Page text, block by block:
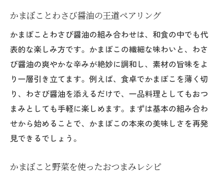
かまぼことわさび醤油の王道ペアリング
かまぼことわさび醤油の組み合わせは、和食の中でも代
表的な楽しみ方です。かまぼこの繊細な味わいと、わさ
び醤油の爽やかな辛みが絶妙に調和し、素材の旨味をよ
り一層引き立てます。例えば、食卓でかまぼこを薄く切
り、わさび醤油を添えるだけで、一品料理としてもおつ
まみとしても手軽に楽しめます。まずは基本の組み合わ
せから始めることで、かまぼこの本来の美味しさを再発
見できるでしょう。
かまぼこと野菜を使ったおつまみレシピ